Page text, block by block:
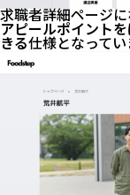
求職者詳細ページに
アピールポイント
きる仕様となってい